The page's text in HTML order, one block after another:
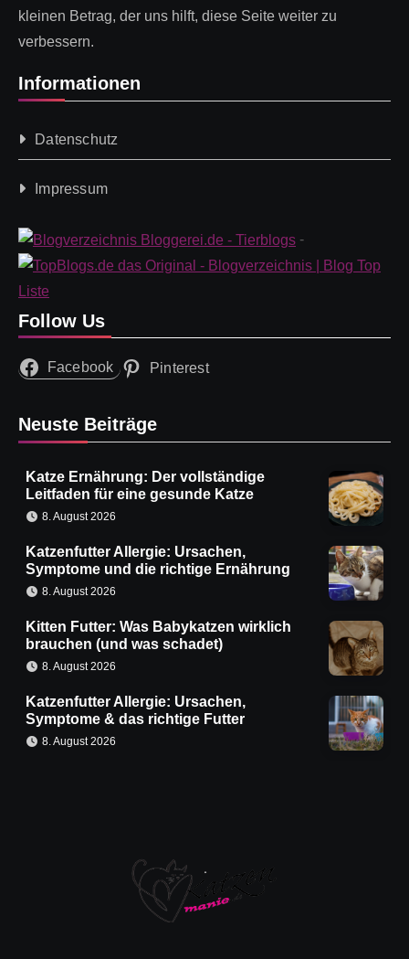
kleinen Betrag, der uns hilft, diese Seite weiter zu
verbessern.
Informationen
Datenschutz
Impressum
-
Follow Us
Facebook Pinterest
Neuste Beiträge
Katze Ernährung: Der vollständige
Leitfaden für eine gesunde Katze
8. August 2026
Katzenfutter Allergie: Ursachen,
Symptome und die richtige Ernährung
8. August 2026
Kitten Futter: Was Babykatzen wirklich
brauchen (und was schadet)
8. August 2026
Katzenfutter Allergie: Ursachen,
Symptome & das richtige Futter
8. August 2026